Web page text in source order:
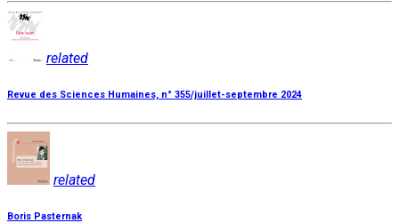
related
Revue des Sciences Humaines, n° 355/juillet-septembre 2024
related
Boris Pasternak